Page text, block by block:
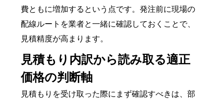
費ともに増加するという点です。発注前に現場の
配線ルートを業者と一緒に確認しておくことで、
見積精度が高まります。
見積もり内訳から読み取る適正
価格の判断軸
見積もりを受け取った際にまず確認すべきは、部